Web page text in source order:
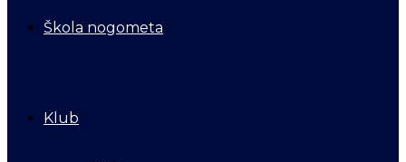
Škola nogometa
Klub